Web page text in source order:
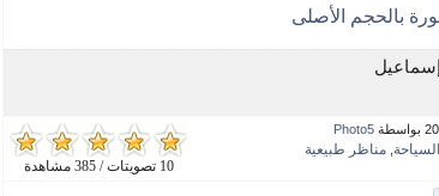
بالحجم الأصلى
10 تصويتات / 385 مشاهدة
Photo5
السياحة مناظر طبيعية